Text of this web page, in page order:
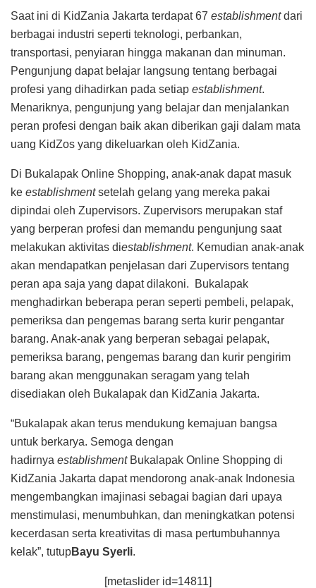
Saat ini di KidZania Jakarta terdapat 67 establishmentdari
berbagai industri seperti teknologi, perbankan,
transportasi, penyiaran hingga makanan dan minuman.
Pengunjung dapat belajar langsung tentang berbagai
profesi yang dihadirkan pada setiap establishment.
Menariknya, pengunjung yang belajar dan menjalankan
peran profesi dengan baik akan diberikan gaji dalam mata
uang KidZos yang dikeluarkan oleh KidZania.
Di Bukalapak Online Shopping, anak-anak dapat masuk
ke establishmentsetelah gelang yang mereka pakai
dipindai oleh Zupervisors. Zupervisors merupakan staf
yang berperan profesi dan memandu pengunjung saat
melakukan aktivitas diestablishment. Kemudian anak-anak
akan mendapatkan penjelasan dari Zupervisors tentang
peran apa saja yang dapat dilakoni. Bukalapak
menghadirkan beberapa peran seperti pembeli, pelapak,
pemeriksa dan pengemas barang serta kurir pengantar
barang. Anak-anak yang berperan sebagai pelapak,
pemeriksa barang, pengemas barang dan kurir pengirim
barang akan menggunakan seragam yang telah
disediakan oleh Bukalapak dan KidZania Jakarta.
“Bukalapak akan terus mendukung kemajuan bangsa
untuk berkarya. Semoga dengan
hadirnya establishmentBukalapak Online Shopping di
KidZania Jakarta dapat mendorong anak-anak Indonesia
mengembangkan imajinasi sebagai bagian dari upaya
menstimulasi, menumbuhkan, dan meningkatkan potensi
kecerdasan serta kreativitas di masa pertumbuhannya
kelak”, tutupBayu Syerli.
[metaslider id=14811]